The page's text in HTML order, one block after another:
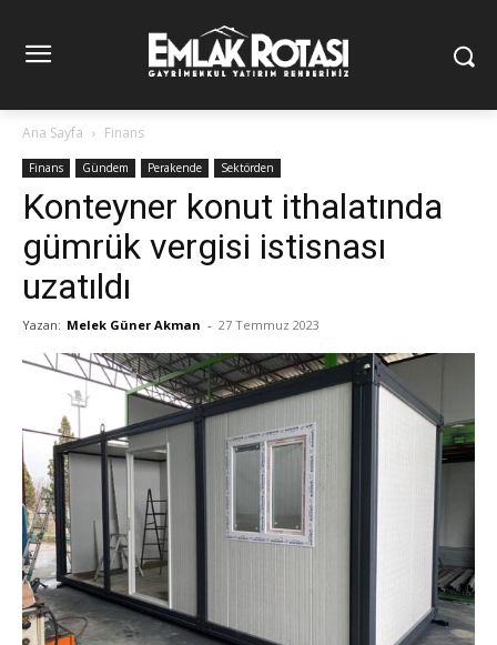
Ana Sayfa Finans
Finans Gündem Perakende Sektörden
Konteyner konut ithalatında
gümrük vergisi istisnası
uzatıldı
Yazan: Melek Güner Akman - 27 Temmuz 2023